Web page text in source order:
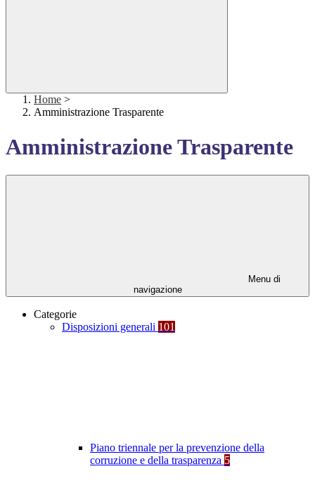
Home >
Amministrazione Trasparente
Amministrazione Trasparente
Menu di
navigazione
Categorie
Disposizioni generali 101
Piano triennale per la prevenzione della
corruzione e della trasparenza 5